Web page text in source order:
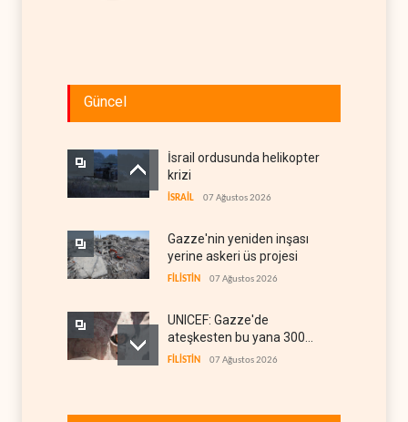
Güncel
İsrail ordusunda helikopter
krizi
İSRAİL 07 Ağustos 2026
Gazze'nin yeniden inşası
yerine askeri üs projesi
FİLİSTİN 07 Ağustos 2026
UNICEF: Gazze'de
ateşkesten bu yana 300
çocuk öldürüldü
FİLİSTİN 07 Ağustos 2026
topçu ve İHA saldırıları